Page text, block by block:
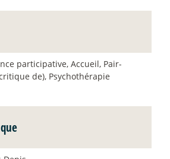
participative, Accueil, Pair-
de), Psychothérapie